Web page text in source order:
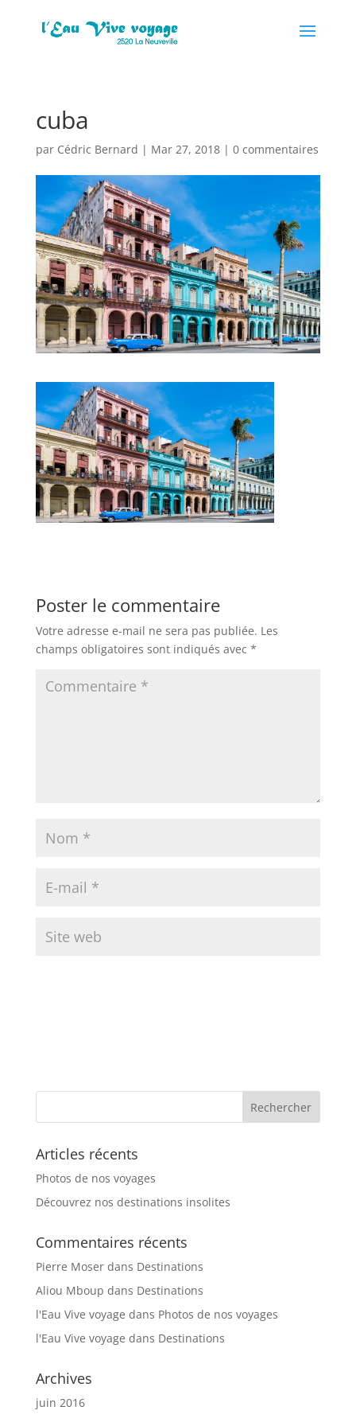
cuba
par Cédric Bernard | Mar 27, 2018| 0 commentaires
Poster le commentaire
Votre adresse e-mail ne sera pas publiée. Les
champs obligatoires sont indiqués avec *
Articles récents
Photos de nos voyages
Découvrez nos destinations insolites
Commentaires récents
Pierre Moserdans Destinations
Aliou Mboup dans Destinations
l'Eau Vive voyage dans Photos de nos voyages
l'Eau Vive voyage dans Destinations
Archives
juin 2016